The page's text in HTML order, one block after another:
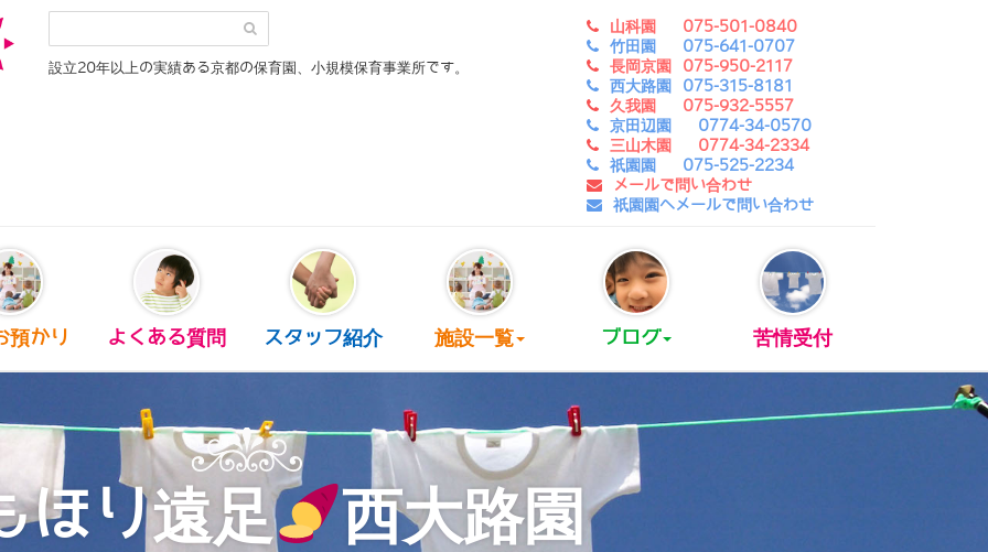
設立20年以上の実績ある京都の保育園、小規模保育事業所です。
山科園 075-501-0840
竹田園 075-641-0707
長岡京園 075-950-2117
西大路園 075-315-8181
久我園 075-932-5557
京田辺園 0774-34-0570
三山木園 0774-34-2334
祇園園 075-525-2234
メールで問い合わせ
祇園園へメールで問い合わせ
預かり よくある質問 スタッフ紹介 施設一覧 ブログ 苦情受付
ほり遠足 西大路園